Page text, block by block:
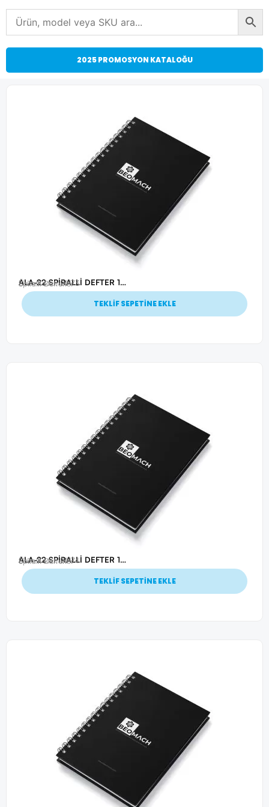
2025 PROMOSYON KATALOĞU
ALA-22 SPİRALLİ DEFTER 15X21 CM
Ürün Kodu: 26173
Spiralli Defterler
TEKLİF SEPETİNE EKLE
ALA-22 SPİRALLİ DEFTER 17X24 CM
Ürün Kodu: 26174
Spiralli Defterler
TEKLİF SEPETİNE EKLE